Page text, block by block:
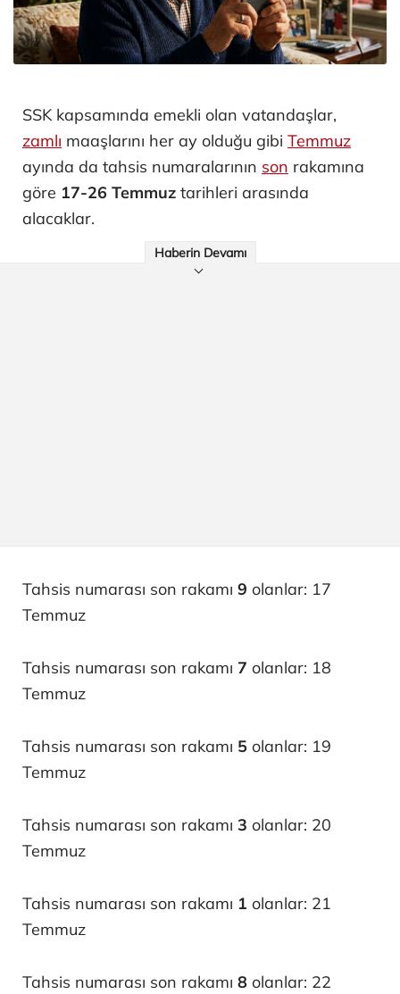
SSK kapsamında emekli olan vatandaşlar,
zamlı maaşlarını her ay olduğu gibi Temmuz
ayında da tahsis numaralarının son rakamına
göre 17-26 Temmuz tarihleri arasında
alacaklar.
Haberin Devamı
Tahsis numarası son rakamı 9 olanlar: 17
Temmuz
Tahsis numarası son rakamı 7 olanlar: 18
Temmuz
Tahsis numarası son rakamı 5 olanlar: 19
Temmuz
Tahsis numarası son rakamı 3 olanlar: 20
Temmuz
Tahsis numarası son rakamı 1 olanlar: 21
Temmuz
Tahsis numarası son rakamı 8 olanlar: 22